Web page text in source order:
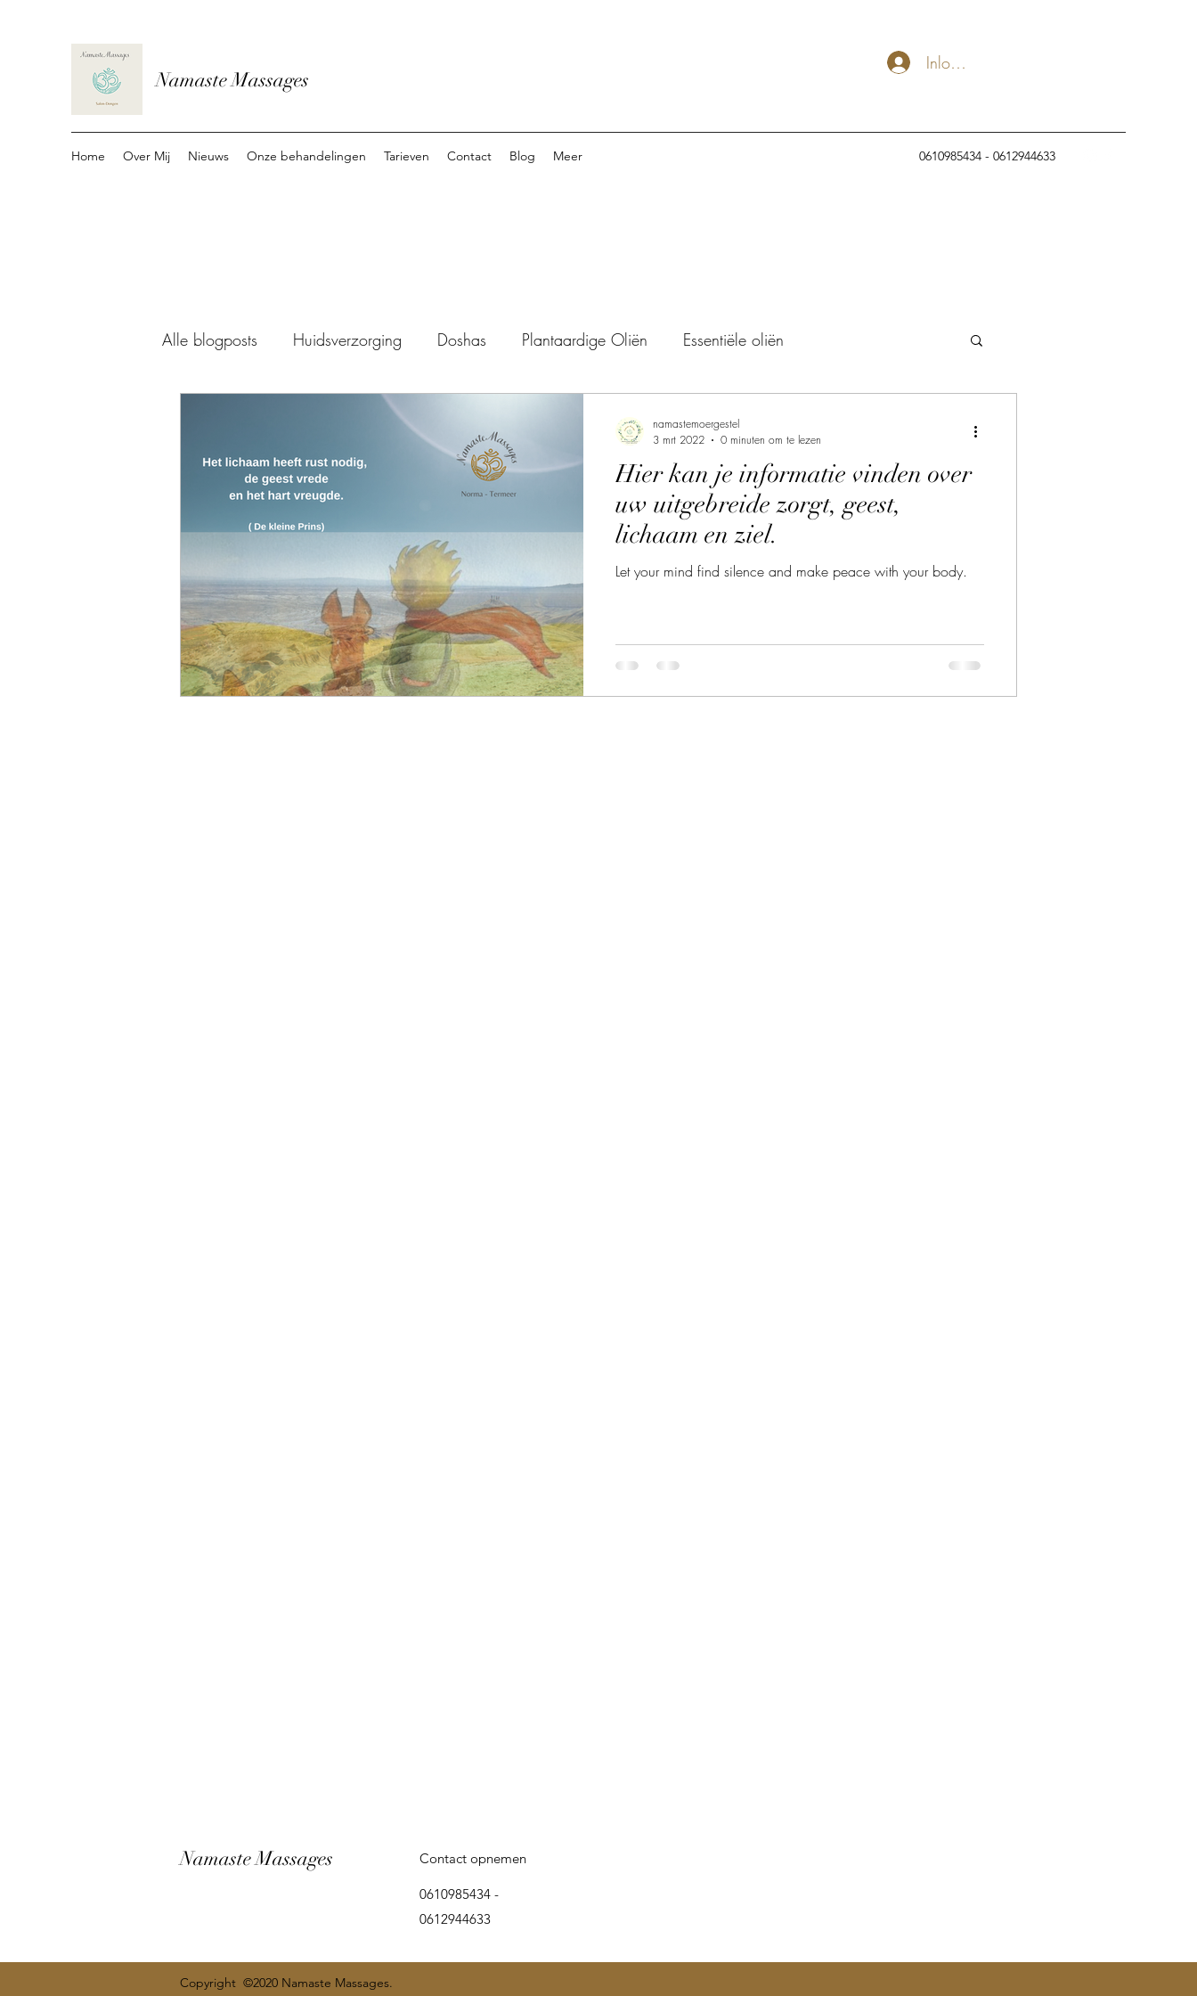
Inloggen
Namaste Massages
Home Over Mij Nieuws Onze behandelingen Tarieven Contact Blog Meer 0610985434 - 0612944633
Alle blogposts Huidsverzorging Doshas Plantaardige Oliën Essentiële oliën
Hier kan je informatie vinden over
uw uitgebreide zorgt, geest,
lichaam en ziel.
Let your mind find silence and make peace with your body.
namastemoergestel
3 mrt 2022
0 minuten om te lezen
Namaste Massages Contact opnemen
0610985434 -
0612944633
Copyright ©2020 Namaste Massages.